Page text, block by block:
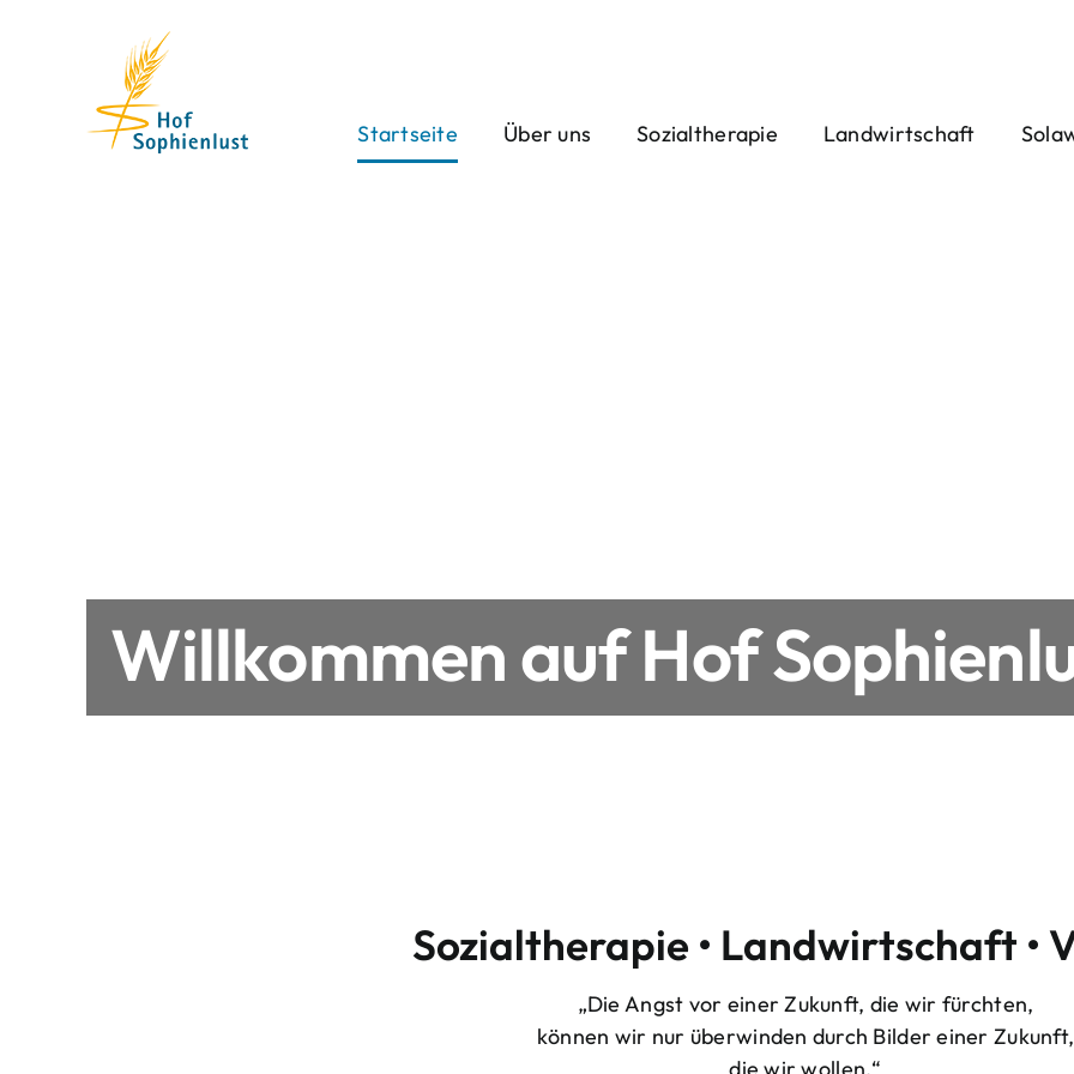
Startseite
Über uns Sozialtherapie Landwirtschaft
Willkommen auf Hof
Sozialtherapie • Landwirtschaft •
„Die Angst vor einer Zukunft, die wir fürchten,
können wir nur überwinden durch Bilder einer Zukunft,